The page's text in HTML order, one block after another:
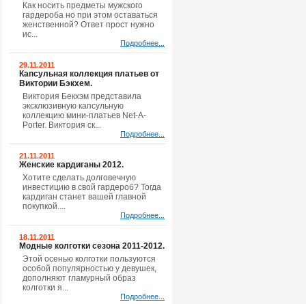
Как носить предметы мужского
гардероба но при этом оставаться
женственной? Ответ прост нужно
ис...
Подробнее...
29.11.2011
Капсульная коллекция платьев от
Виктории Бэкхем.
Виктория Бекхэм представила
эксклюзивную капсульную
коллекцию мини-платьев Net-A-
Porter. Виктория ск...
Подробнее...
21.11.2011
Женские кардиганы 2012.
Хотите сделать долговечную
инвестицию в свой гардероб? Тогда
кардиган станет вашей главной
покупкой....
Подробнее...
18.11.2011
Модные колготки сезона 2011-2012.
Этой осенью колготки пользуются
особой популярностью у девушек,
дополняют гламурный образ
колготки я...
Подробнее...